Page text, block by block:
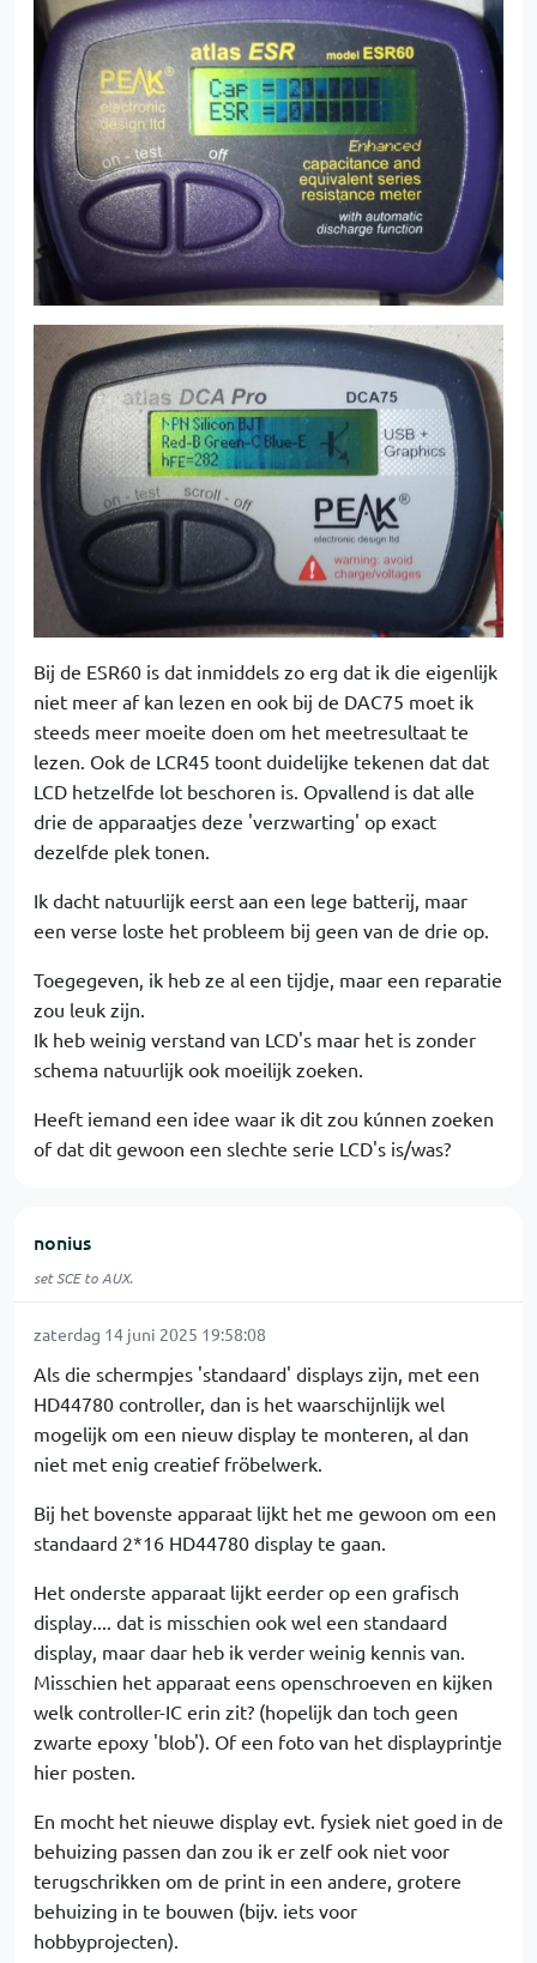
Bij de ESR60 is dat inmiddels zo erg dat ik die eigenlijk
niet meer af kan lezen en ook bij de DAC75 moet ik
steeds meer moeite doen om het meetresultaat te
lezen. Ook de LCR45 toont duidelijke tekenen dat dat
LCD hetzelfde lot beschoren is. Opvallend is dat alle
drie de apparaatjes deze 'verzwarting' op exact
dezelfde plek tonen.
Ik dacht natuurlijk eerst aan een lege batterij, maar
een verse loste het probleem bij geen van de drie op.
Toegegeven, ik heb ze al een tijdje, maar een reparatie
zou leuk zijn.
Ik heb weinig verstand van LCD's maar het is zonder
schema natuurlijk ook moeilijk zoeken.
Heeft iemand een idee waar ik dit zou kúnnen zoeken
of dat dit gewoon een slechte serie LCD's is/was?
nonius
set SCE to AUX.
zaterdag 14 juni 2025 19:58:08
Als die schermpjes 'standaard' displays zijn, met een
HD44780 controller, dan is het waarschijnlijk wel
mogelijk om een nieuw display te monteren, al dan
niet met enig creatief fröbelwerk.
Bij het bovenste apparaat lijkt het me gewoon om een
standaard 2*16 HD44780 display te gaan.
Het onderste apparaat lijkt eerder op een grafisch
display.... dat is misschien ook wel een standaard
display, maar daar heb ik verder weinig kennis van.
Misschien het apparaat eens openschroeven en kijken
welk controller-IC erin zit? (hopelijk dan toch geen
zwarte epoxy 'blob'). Of een foto van het displayprintje
hier posten.
En mocht het nieuwe display evt. fysiek niet goed in de
behuizing passen dan zou ik er zelf ook niet voor
terugschrikken om de print in een andere, grotere
behuizing in te bouwen (bijv. iets voor
hobbyprojecten).